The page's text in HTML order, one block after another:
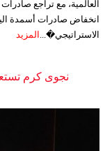
الاستراتيجي�... المزيد
نجوى كرم تستعد